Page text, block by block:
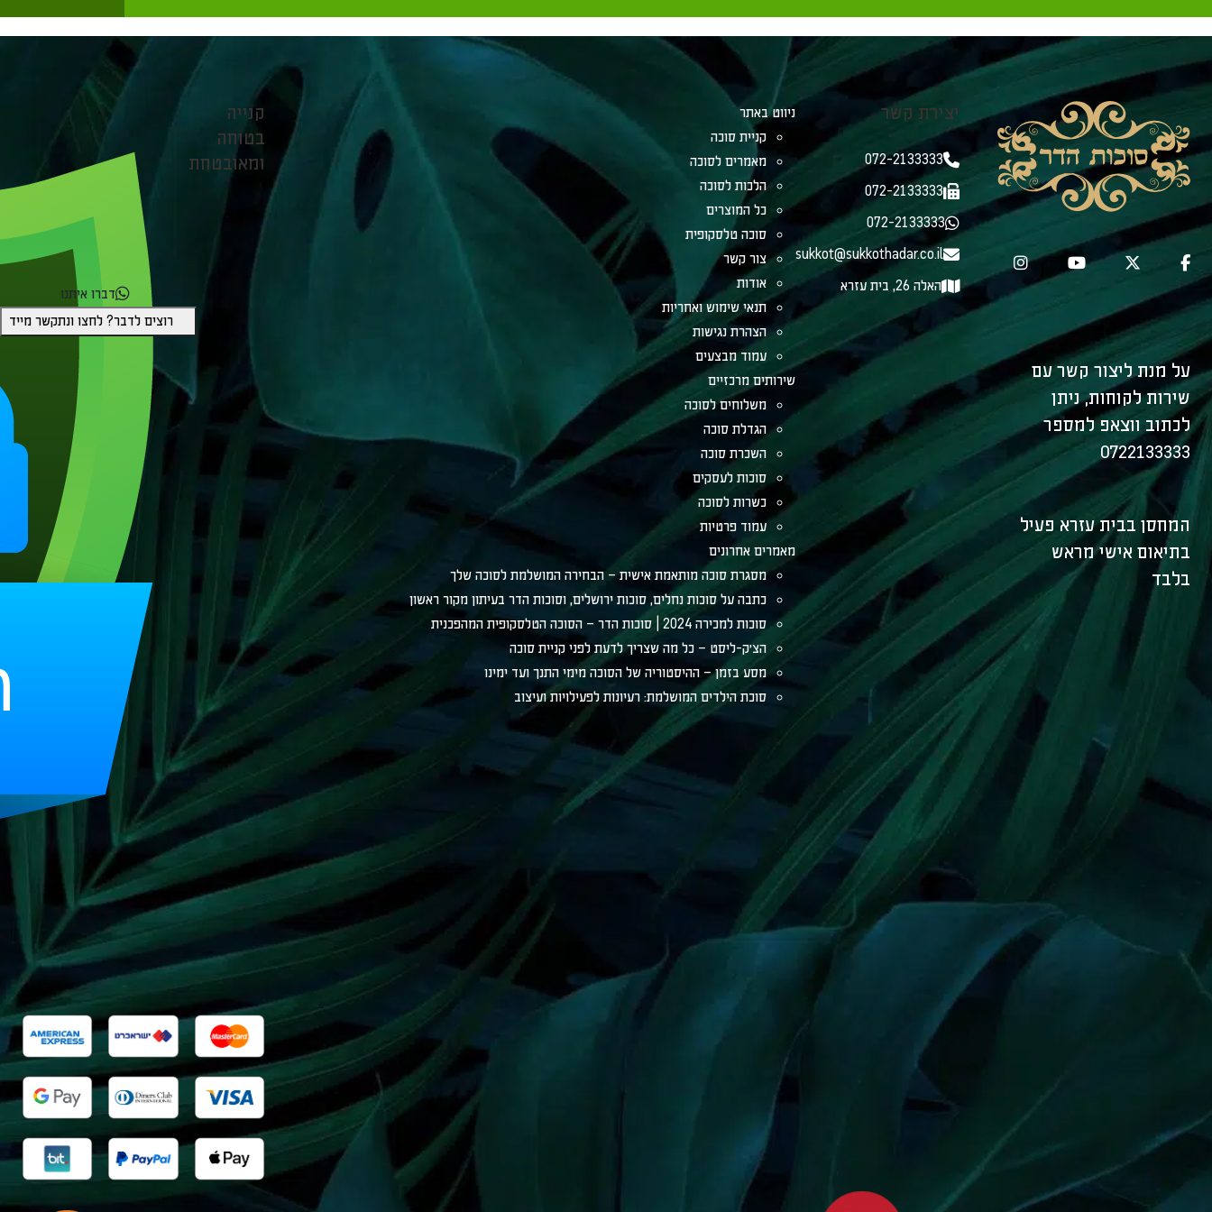
על מנת ליצור קשר עם
שירות לקוחות, ניתן
לכתוב ווצאפ למספר
0722133333
המחסן בבית עזרא פעיל
בתיאום אישי מראש
בלבד
יצירת קשר
072-2133333
072-2133333
072-2133333
sukkot@sukkothadar.co.il
האלה 26, בית עזרא
ניווט באתר
קניית סוכה
מאמרים לסוכה
הלכות לסוכה
כל המוצרים
סוכה טלסקופית
צור קשר
אודות
תנאי שימוש ואחריות
הצהרת נגישות
עמוד מבצעים
שירותים מרכזיים
משלוחים לסוכה
הגדלת סוכה
השכרת סוכה
סוכות לעסקים
כשרות לסוכה
עמוד פרטיות
מאמרים אחרונים
מסגרת סוכה מותאמת אישית – הבחירה המושלמת לסוכה שלך
כתבה על סוכות נחלים, סוכות ירושלים, וסוכות הדר בעיתון מקור ראשון
סוכות למכירה 2024 | סוכות הדר – הסוכה הטלסקופית המהפכנית
הצ׳ק-ליסט – כל מה שצריך לדעת לפני קניית סוכה
מסע בזמן – ההיסטוריה של הסוכה מימי התנך ועד ימינו
סוכת הילדים המושלמת: רעיונות לפעילויות ועיצוב
קנייה
בטוחה
ומאובטחת
דברו איתנו
רוצים לדבר? לחצו ונתקשר מייד